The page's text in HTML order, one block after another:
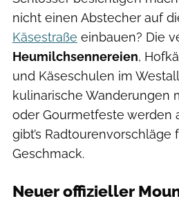
nicht einen Abstecher auf
Käsestraße einbauen? Die
Heumilchsennereien,
und Käseschulen im
kulinarische Wanderungen
oder Gourmetfeste werden
gibt’s Radtourenvorschläge
Geschmack.
Neuer offizieller